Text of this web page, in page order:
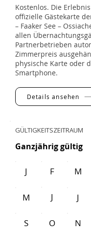
Kostenlos. Die
offizielle Gästekarte
– Faaker See –
allen
Partnerbetrieben
Zimmerpreis
physische Karte oder
Smartphone.
Details ansehen
GÜLTIGKEITSZEITRAUM
Ganzjährig gültig
J F M
M J J
S O N